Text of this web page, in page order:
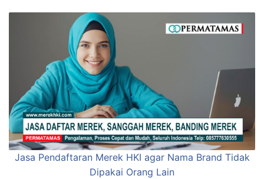
Jasa Pendaftaran Merek HKI agar Nama Brand Tidak
Dipakai Orang Lain